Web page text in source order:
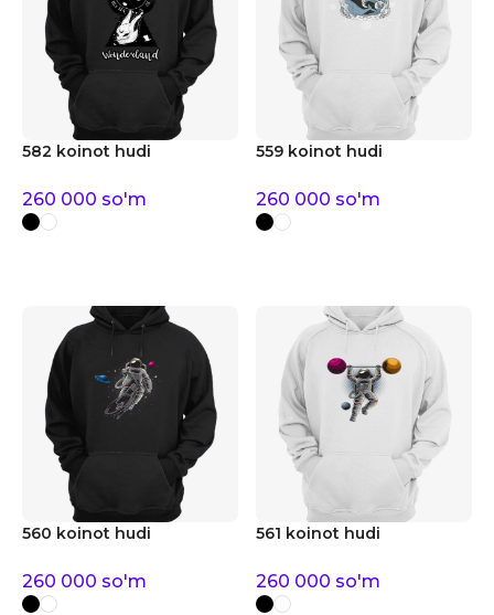
582 koinot hudi
260 000 so'm
559 koinot hudi
260 000 so'm
560 koinot hudi
260 000 so'm
561 koinot hudi
260 000 so'm